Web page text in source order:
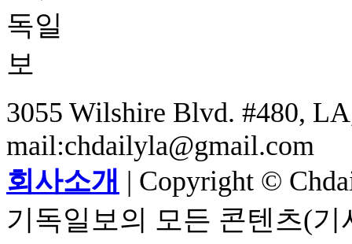
3055 Wilshire Blvd. #480,
mail:chdailyla@gmail.com
회사소개 | Copyright ©
기독일보의 모든 콘텐츠(